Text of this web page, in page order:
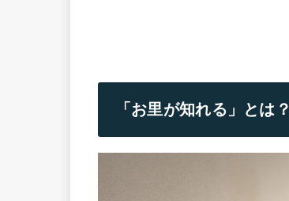
「お里が知れる」とは？